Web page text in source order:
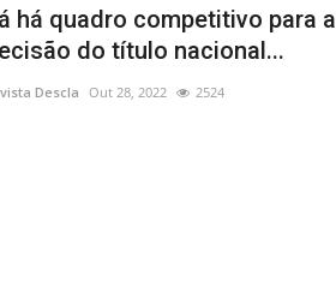
há quadro competitivo para a
do título nacional...
Descla Out 28, 2022 2524